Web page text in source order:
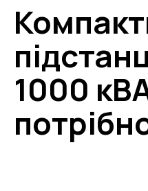
1000